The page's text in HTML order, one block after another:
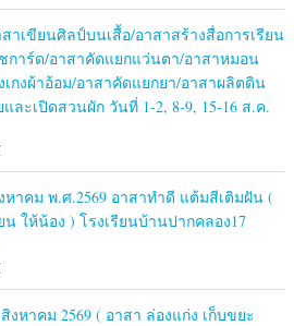
าเขียนศิลป์บนเสื้อ/อาสาสร้างสื่อการเรียน
าร์ด/อาสาคัดแยกแว่นตา/อาสาหมอน
กงผ้าอ้อม/อาสาคัดแยกยา/อาสาผลิตดิน
ละเปิดสวนผัก วันที่ 1-2, 8-9, 15-16 ส.ค.
หาคม พ.ศ.2569 อาสาทำดี แต้มสีเติมฝัน (
ให้น้อง ) โรงเรียนบ้านปากคลอง17
งหาคม 2569 ( อาสา ล่องแก่ง เก็บขยะ